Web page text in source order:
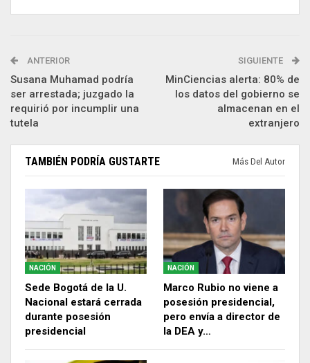
ANTERIOR
Susana Muhamad podría
ser arrestada; juzgado la
requirió por incumplir una
tutela
SIGUIENTE
MinCiencias alerta: 80% de
los datos del gobierno se
almacenan en el
extranjero
TAMBIÉN PODRÍA GUSTARTE Más Del Autor
NACIÓN
Sede Bogotá de la U.
Nacional estará cerrada
durante posesión
presidencial
NACIÓN
Marco Rubio no viene a
posesión presidencial,
pero envía a director de
la DEA y…